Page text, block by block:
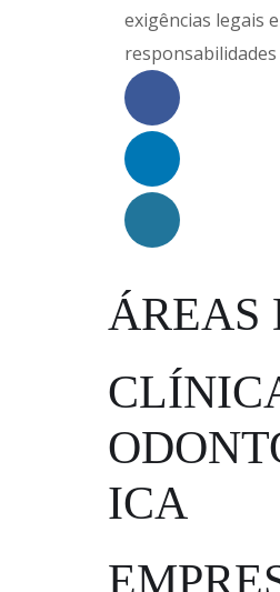
exigências legais
ÁREAS
ICA